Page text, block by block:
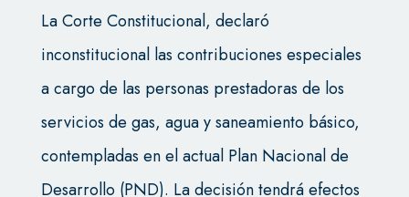
La Corte Constitucional, declaró
inconstitucional las contribuciones especiales
a cargo de las personas prestadoras de los
servicios de gas, agua y saneamiento básico,
contempladas en el actual Plan Nacional de
Desarrollo (PND). La decisión tendrá efectos